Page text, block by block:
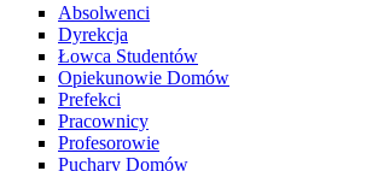
Absolwenci
Dyrekcja
Łowca Studentów
Opiekunowie Domów
Prefekci
Pracownicy
Profesorowie
Puchary Domów